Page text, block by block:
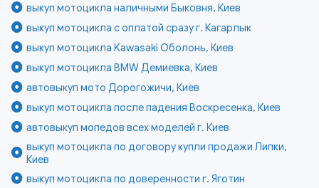
выкуп мотоцикла наличными Быковня, Киев
выкуп мотоцикла с оплатой сразу г. Кагарлык
выкуп мотоцикла Kawasaki Оболонь, Киев
выкуп мотоцикла BMW Демиевка, Киев
автовыкуп мото Дорогожичи, Киев
выкуп мотоцикла после падения Воскресенка, Киев
автовыкуп мопедов всех моделей г. Киев
выкуп мотоцикла по договору купли продажи Липки,
Киев
выкуп мотоцикла по доверенности г. Яготин